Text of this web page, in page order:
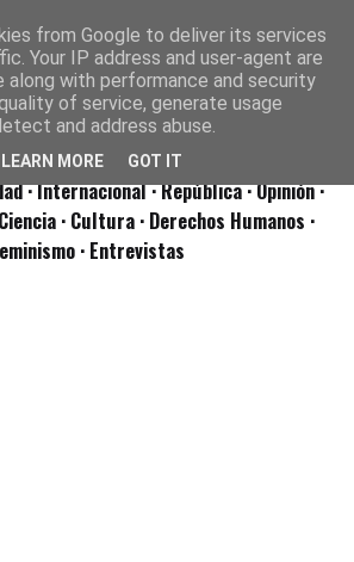
· Internacional· República· Opinión·
Ciencia · Cultura · Derechos Humanos ·
·Entrevistas
from Google to deliver its services
Your IP address and user-agent are
along with performance and security
of service, generate usage
and address abuse.
LEARN MORE GOT IT